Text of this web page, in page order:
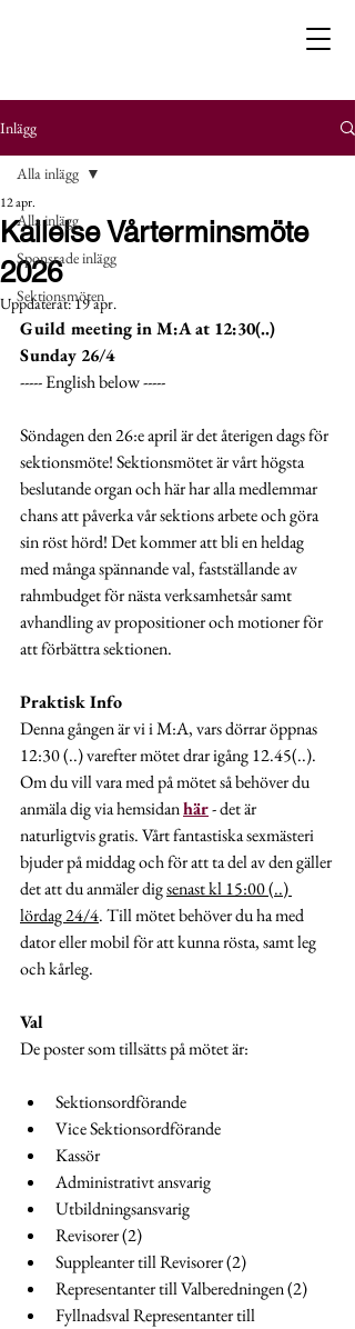
Inlägg
Alla inlägg
Sponsrade inlägg
Sektionsmöten
Alla inlägg
Kallelse Vårterminsmöte
2026
12 apr.
Uppdaterat:19 apr.
Guild meeting in M:A at 12:30(..)
Sunday 26/4
----- English below -----
Söndagen den 26:e april är det återigen dags för
sektionsmöte! Sektionsmötet är vårt högsta
beslutande organ och här har alla medlemmar
chans att påverka vår sektions arbete och göra
sin röst hörd! Det kommer att bli en heldag
med många spännande val, fastställande av
rahmbudget för nästa verksamhetsår samt
avhandling av propositioner och motioner för
att förbättra sektionen.
Praktisk Info
Denna gången är vi i M:A, vars dörrar öppnas
12:30 (..) varefter mötet drar igång 12.45(..).
Om du vill vara med på mötet så behöver du
anmäla dig via hemsidan här - det är
naturligtvis gratis. Vårt fantastiska sexmästeri
bjuder på middag och för att ta del av den gäller
det att du anmäler dig senast kl 15:00 (..)
lördag 24/4. Till mötet behöver du ha med
dator eller mobil för att kunna rösta, samt leg
och kårleg.
Val
De poster som tillsätts på mötet är:
Sektionsordförande
Vice Sektionsordförande
Kassör
Administrativt ansvarig
Utbildningsansvarig
Revisorer (2)
Suppleanter till Revisorer (2)
Representanter till Valberedningen (2)
Fyllnadsval Representanter till